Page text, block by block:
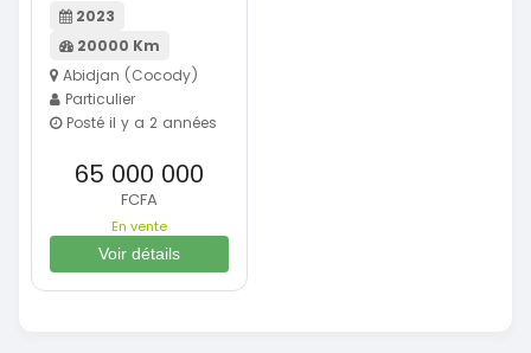
2023
20000 Km
Abidjan (Cocody)
Particulier
Posté il y a 2 années
65 000 000
FCFA
En vente
Voir détails